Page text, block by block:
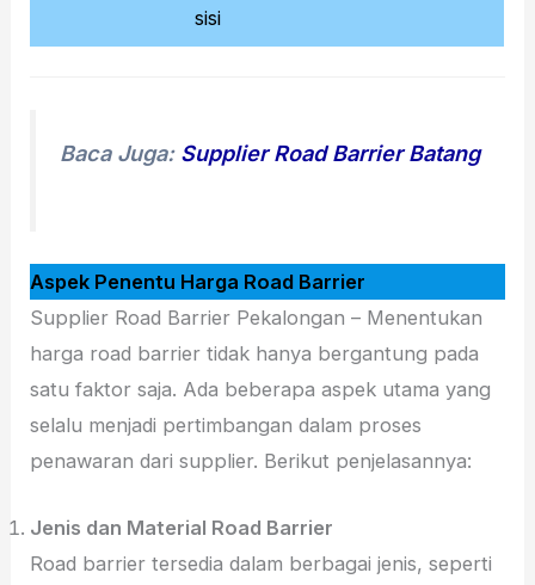
sisi
Baca Juga: Supplier Road Barrier Batang
Aspek Penentu Harga Road Barrier
Supplier Road Barrier Pekalongan – Menentukan
harga road barrier tidak hanya bergantung pada
satu faktor saja. Ada beberapa aspek utama yang
selalu menjadi pertimbangan dalam proses
penawaran dari supplier. Berikut penjelasannya:
Jenis dan Material Road Barrier
Road barrier tersedia dalam berbagai jenis, seperti